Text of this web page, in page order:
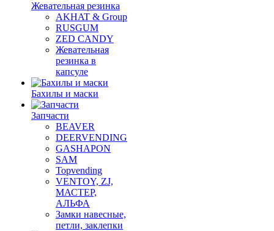
Жевательная резинка
AKHAT & Group
RUSGUM
ZED CANDY
Жевательная
резинка в
капсуле
Бахилы и маски
Запчасти
BEAVER
DEERVENDING
GASHAPON
SAM
Topvending
VENTOY, ZJ,
МАСТЕР,
АЛЬФА
Замки навесные,
петли, заклепки